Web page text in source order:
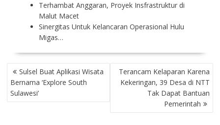
Terhambat Anggaran, Proyek Insfrastruktur di
Malut Macet
Sinergitas Untuk Kelancaran Operasional Hulu
Migas…
P
O
S
T
Sulsel Buat Aplikasi Wisata
Bernama ‘Explore South
Sulawesi’
Terancam Kelaparan Karena
Kekeringan, 39 Desa di NTT
Tak Dapat Bantuan
Pemerintah